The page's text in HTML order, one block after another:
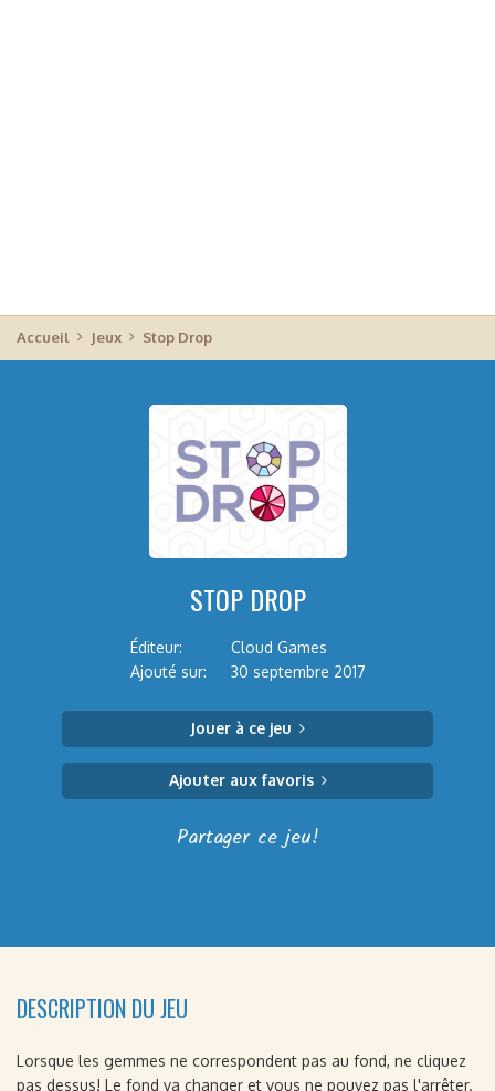
Accueil Jeux Stop Drop
STOP DROP
Éditeur:
Cloud Games
Ajouté sur:
30 septembre 2017
Jouer à ce jeu
Ajouter aux favoris
Partager ce jeu!
DESCRIPTION DU JEU
Lorsque les gemmes ne correspondent pas au fond, ne cliquez
pas dessus! Le fond va changer et vous ne pouvez pas l'arrêter.